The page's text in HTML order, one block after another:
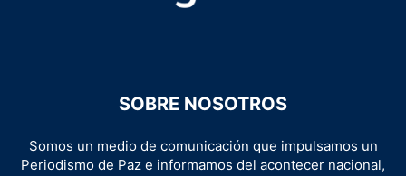
SOBRE NOSOTROS
Somos un medio de comunicación que impulsamos un
Periodismo de Paz e informamos del acontecer nacional,